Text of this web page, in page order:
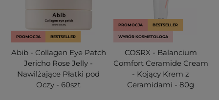
PROMOCJA BESTSELLER
Abib - Collagen Eye Patch
Jericho Rose Jelly -
Nawilżające Płatki pod
Oczy - 60szt
PROMOCJA BESTSELLER
WYBÓR KOSMETOLOGA
COSRX - Balancium
Comfort Ceramide Cream
- Kojący Krem z
Ceramidami - 80g